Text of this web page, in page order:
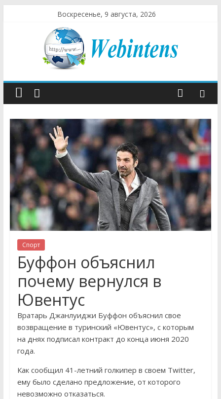
Воскресенье, 9 августа, 2026
Спорт
Буффон объяснил
почему вернулся в
Ювентус
Вратарь Джанлуиджи Буффон объяснил свое
возвращение в туринский «Ювентус», с которым
на днях подписал контракт до конца июня 2020
года.
Как сообщил 41-летний голкипер в своем Twitter,
ему было сделано предложение, от которого
невозможно отказаться.